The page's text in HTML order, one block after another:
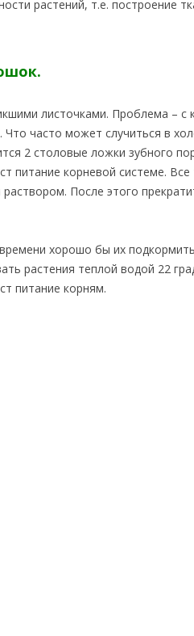
растений, т.е. построение
листочками. Проблема – с
часто может случиться в
2 столовые ложки зубного
питание корневой системе.
После этого
хорошо бы их
растения теплой водой 22
питание корням.